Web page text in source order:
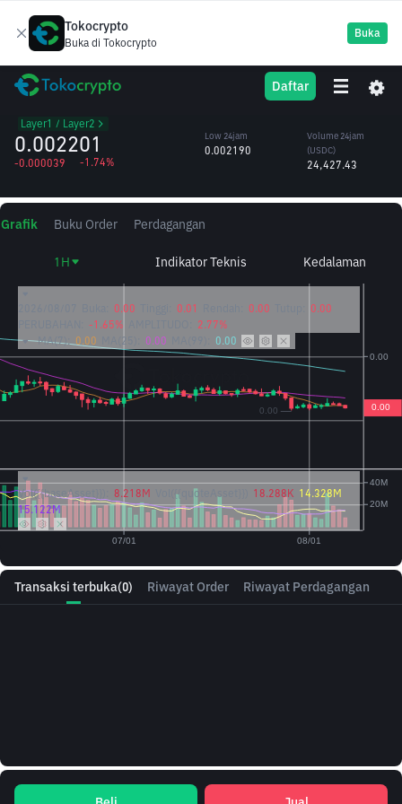
Tokocrypto
Buka di Tokocrypto
Buka
Daftar
LINEA Linea
Layer1 / Layer2
0.002201
-0.000039 -1.74%
Low 24jam
0.002190
Volume 24jam
(LINEA)
Volume 24jam
(USDC)
24,427.43
Transaksi terbuka(0) Riwayat Order Riwayat Perdagangan
Grafik Buku Order Perdagangan
1H Indikator Teknis Kedalaman
0.00 0.01 0.00
0.00
-1.65%
2.77%
MA(7): 0.00 MA(25): 0.00 0.00
Vol({{baseAsset}}): 8.218M Vol({{quoteAsset}}) 18.288K 14.328M
15.122M